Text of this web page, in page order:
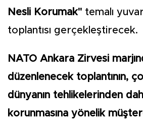
Nesli Korumak" temalı
toplantısı gerçekleştirecek.
NATO Ankara Zirvesi
düzenlenecek toplantının,
dünyanın tehlikelerinden
korunmasına yönelik